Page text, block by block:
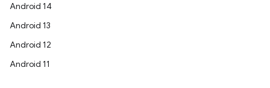
Android 14
Android 13
Android 12
Android 11